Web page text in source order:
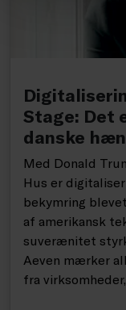
Stage: Det
danske
Med Donald
Hus er
bekymring
af amerikansk
suverænitet
Aeven mærker
fra